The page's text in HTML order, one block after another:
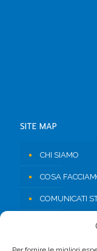
SITE MAP
CHI SIAMO
COSA
COMUNICATI